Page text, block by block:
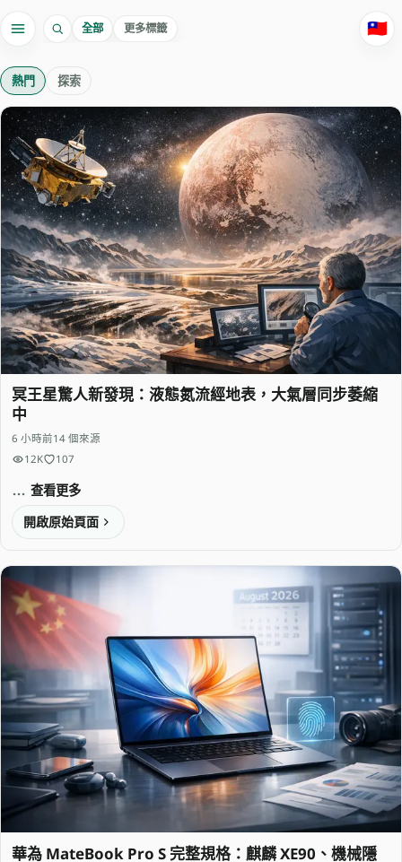
全部 更多標籤
🇹🇼
熱門
熱門 探索
冥王星驚人新發現：液態氮流經地表，大氣層同步萎縮
中
6 小時前14 個來源
12K
107
查看更多
開啟原始頁面
華為 MateBook Pro S 完整規格：麒麟 XE90、機械隱